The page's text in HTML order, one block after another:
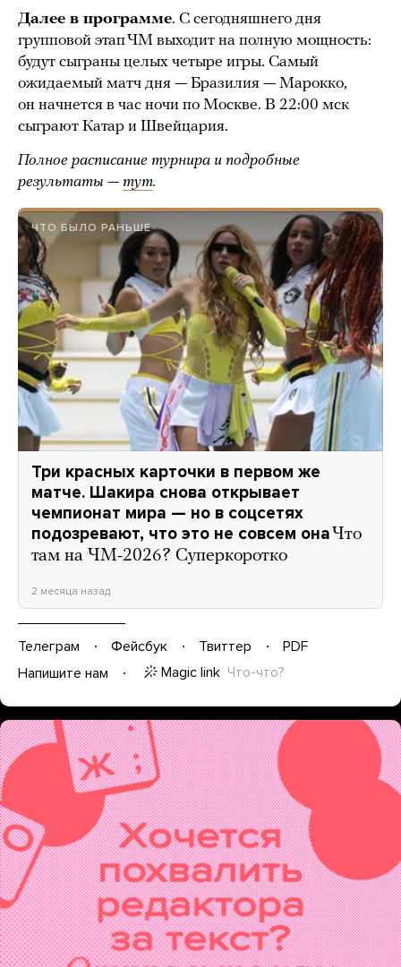
Далее в программе. С сегодняшнего дня
групповой этап ЧМ выходит на полную мощность:
будут сыграны целых четыре игры. Самый
ожидаемый матч дня — Бразилия — Марокко,
он начнется в час ночи по Москве. В 22:00 мск
сыграют Катар и Швейцария.
Полное расписание турнира и подробные
результаты — тут.
ЧТО БЫЛО РАНЬШЕ
Три красных карточки в первом же
матче. Шакира снова открывает
чемпионат мира — но в соцсетях
подозревают, что это не совсем она Что
там на ЧМ-2026? Суперкоротко
2 месяца назад
Телеграм Фейсбук Твиттер
PDF
Напишите нам
Magic link Что-что?